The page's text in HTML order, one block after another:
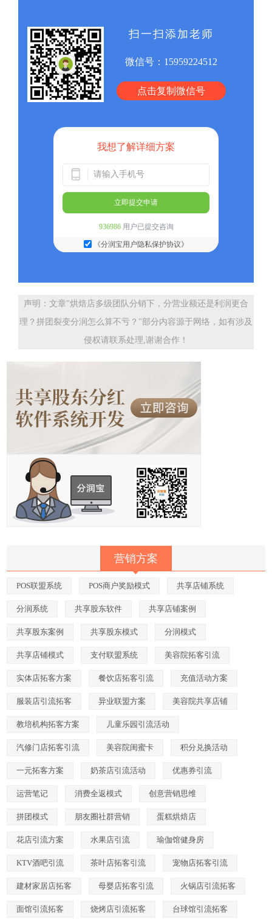
扫一扫添加老师
微信号： 15959224512
点击复制微信号
我想了解详细方案
立即提交申请
936986用户已提交咨询
《分润宝用户隐私保护协议》
声明：文章"烘焙店多级团队分销下，分营业额还是利润更合
理？拼团裂变分润怎么算不亏？"部分内容源于网络，如有涉及
侵权请联系处理,谢谢合作！
营销方案
POS联盟系统 POS商户奖励模式 共享店铺系统
分润系统 共享股东软件 共享店铺案例
共享股东案例 共享股东模式 分润模式
共享店铺模式 支付联盟系统 美容院拓客引流
实体店拓客方案 餐饮店拓客引流 充值活动方案
服装店引流拓客 异业联盟方案 美容院共享店铺
教培机构拓客方案 儿童乐园引流活动
汽修门店拓客引流 美容院闺蜜卡 积分兑换活动
一元拓客方案 奶茶店引流活动 优惠券引流
运营笔记 消费全返模式 创意营销思维
拼团模式 朋友圈社群营销 蛋糕烘焙店
花店引流方案 水果店引流 瑜伽馆健身房
KTV酒吧引流 茶叶店拓客引流 宠物店拓客引流
建材家居店拓客 母婴店拓客引流 火锅店引流拓客
面馆引流拓客 烧烤店引流拓客 台球馆引流拓客